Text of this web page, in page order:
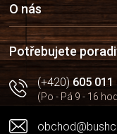
a
t
í
O nás
Potřebujete
(+420)605 011
(Po - Pá 9 - 16